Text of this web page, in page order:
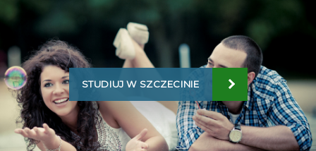
STUDIUJ W SZCZECINIE